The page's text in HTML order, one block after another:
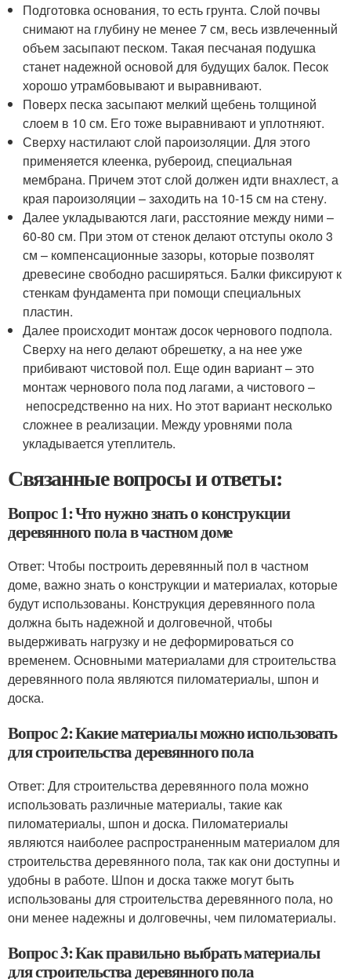
Подготовка основания, то есть грунта. Слой почвы
снимают на глубину не менее 7 см, весь извлеченный
объем засыпают песком. Такая песчаная подушка
станет надежной основой для будущих балок. Песок
хорошо утрамбовывают и выравнивают.
Поверх песка засыпают мелкий щебень толщиной
слоем в 10 см. Его тоже выравнивают и уплотняют.
Сверху настилают слой пароизоляции. Для этого
применяется клеенка, рубероид, специальная
мембрана. Причем этот слой должен идти внахлест, а
края пароизоляции – заходить на 10-15 см на стену.
Далее укладываются лаги, расстояние между ними –
60-80 см. При этом от стенок делают отступы около 3
см – компенсационные зазоры, которые позволят
древесине свободно расширяться. Балки фиксируют к
стенкам фундамента при помощи специальных
пластин.
Далее происходит монтаж досок чернового подпола.
Сверху на него делают обрешетку, а на нее уже
прибивают чистовой пол. Еще один вариант – это
монтаж чернового пола под лагами, а чистового –
непосредственно на них. Но этот вариант несколько
сложнее в реализации. Между уровнями пола
укладывается утеплитель.
Связанные вопросы и ответы:
Вопрос 1: Что нужно знать о конструкции
деревянного пола в частном доме
Ответ: Чтобы построить деревянный пол в частном
доме, важно знать о конструкции и материалах, которые
будут использованы. Конструкция деревянного пола
должна быть надежной и долговечной, чтобы
выдерживать нагрузку и не деформироваться со
временем. Основными материалами для строительства
деревянного пола являются пиломатериалы, шпон и
доска.
Вопрос 2: Какие материалы можно использовать
для строительства деревянного пола
Ответ: Для строительства деревянного пола можно
использовать различные материалы, такие как
пиломатериалы, шпон и доска. Пиломатериалы
являются наиболее распространенным материалом для
строительства деревянного пола, так как они доступны и
удобны в работе. Шпон и доска также могут быть
использованы для строительства деревянного пола, но
они менее надежны и долговечны, чем пиломатериалы.
Вопрос 3: Как правильно выбрать материалы
для строительства деревянного пола